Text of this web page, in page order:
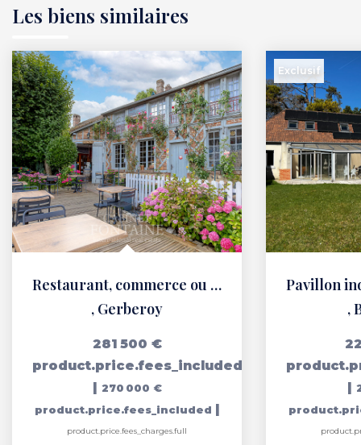
Les biens similaires
Restaurant, commerce ou Habitation GERBEROY
, Gerberoy
281 500 €
product.price.fees_included
| 270 000 €
product.price.fees_included |
product.price.fees_charges.full
Exclusif
,
|